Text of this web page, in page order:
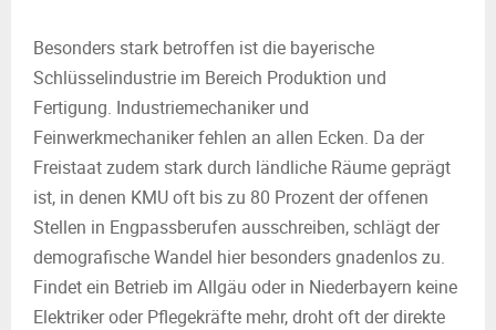
Besonders stark betroffen ist die bayerische
Schlüsselindustrie im Bereich Produktion und
Fertigung. Industriemechaniker und
Feinwerkmechaniker fehlen an allen Ecken. Da der
Freistaat zudem stark durch ländliche Räume geprägt
ist, in denen KMU oft bis zu 80 Prozent der offenen
Stellen in Engpassberufen ausschreiben, schlägt der
demografische Wandel hier besonders gnadenlos zu.
Findet ein Betrieb im Allgäu oder in Niederbayern keine
Elektriker oder Pflegekräfte mehr, droht oft der direkte